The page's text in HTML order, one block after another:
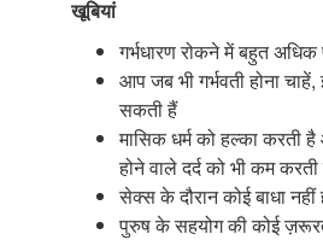
खूबियां
गर्भधारण रोकने में बहुत अधिक
आप जब भी गर्भवती होना
सकती हैं
मासिक धर्म को हल्का करती
होने वाले दर्द को भी कम
सेक्स के दौरान कोई बाधा नहीं
पुरुष के सहयोग की कोई